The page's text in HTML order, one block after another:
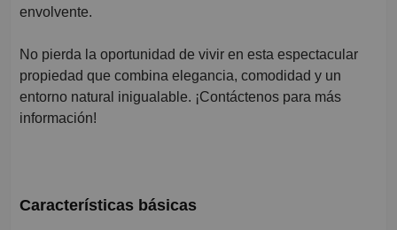
envolvente.
No pierda la oportunidad de vivir en esta espectacular
propiedad que combina elegancia, comodidad y un
entorno natural inigualable. ¡Contáctenos para más
información!
Características básicas